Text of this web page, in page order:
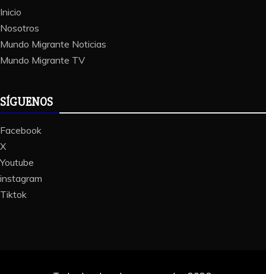
Inicio
Nosotros
Mundo Migrante Noticias
Mundo Migrante TV
SÍGUENOS
Facebook
X
Youtube
instagram
Tiktok